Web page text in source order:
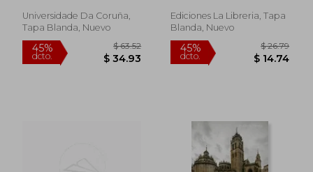
Órdenes En La
Región de Carballo
Macizo Ibérico) (Nova
Terra)
Universidade Da Coruña,
Tapa Blanda, Nuevo
Ediciones La Libreria, Tapa
Blanda, Nuevo